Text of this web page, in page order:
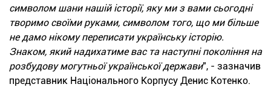
символом шани нашій історії, яку ми з вами сьогодні
творимо своїми руками, символом того, що ми більше
не дамо нікому переписати українську історію.
Знаком, який надихатиме вас та наступні покоління на
розбудову могутньої української держави", - зазначив
представник Національного Корпусу Денис Котенко.